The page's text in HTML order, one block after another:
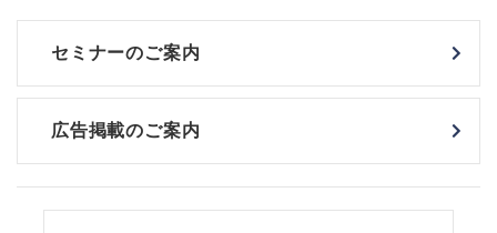
セミナーのご案内
広告掲載のご案内